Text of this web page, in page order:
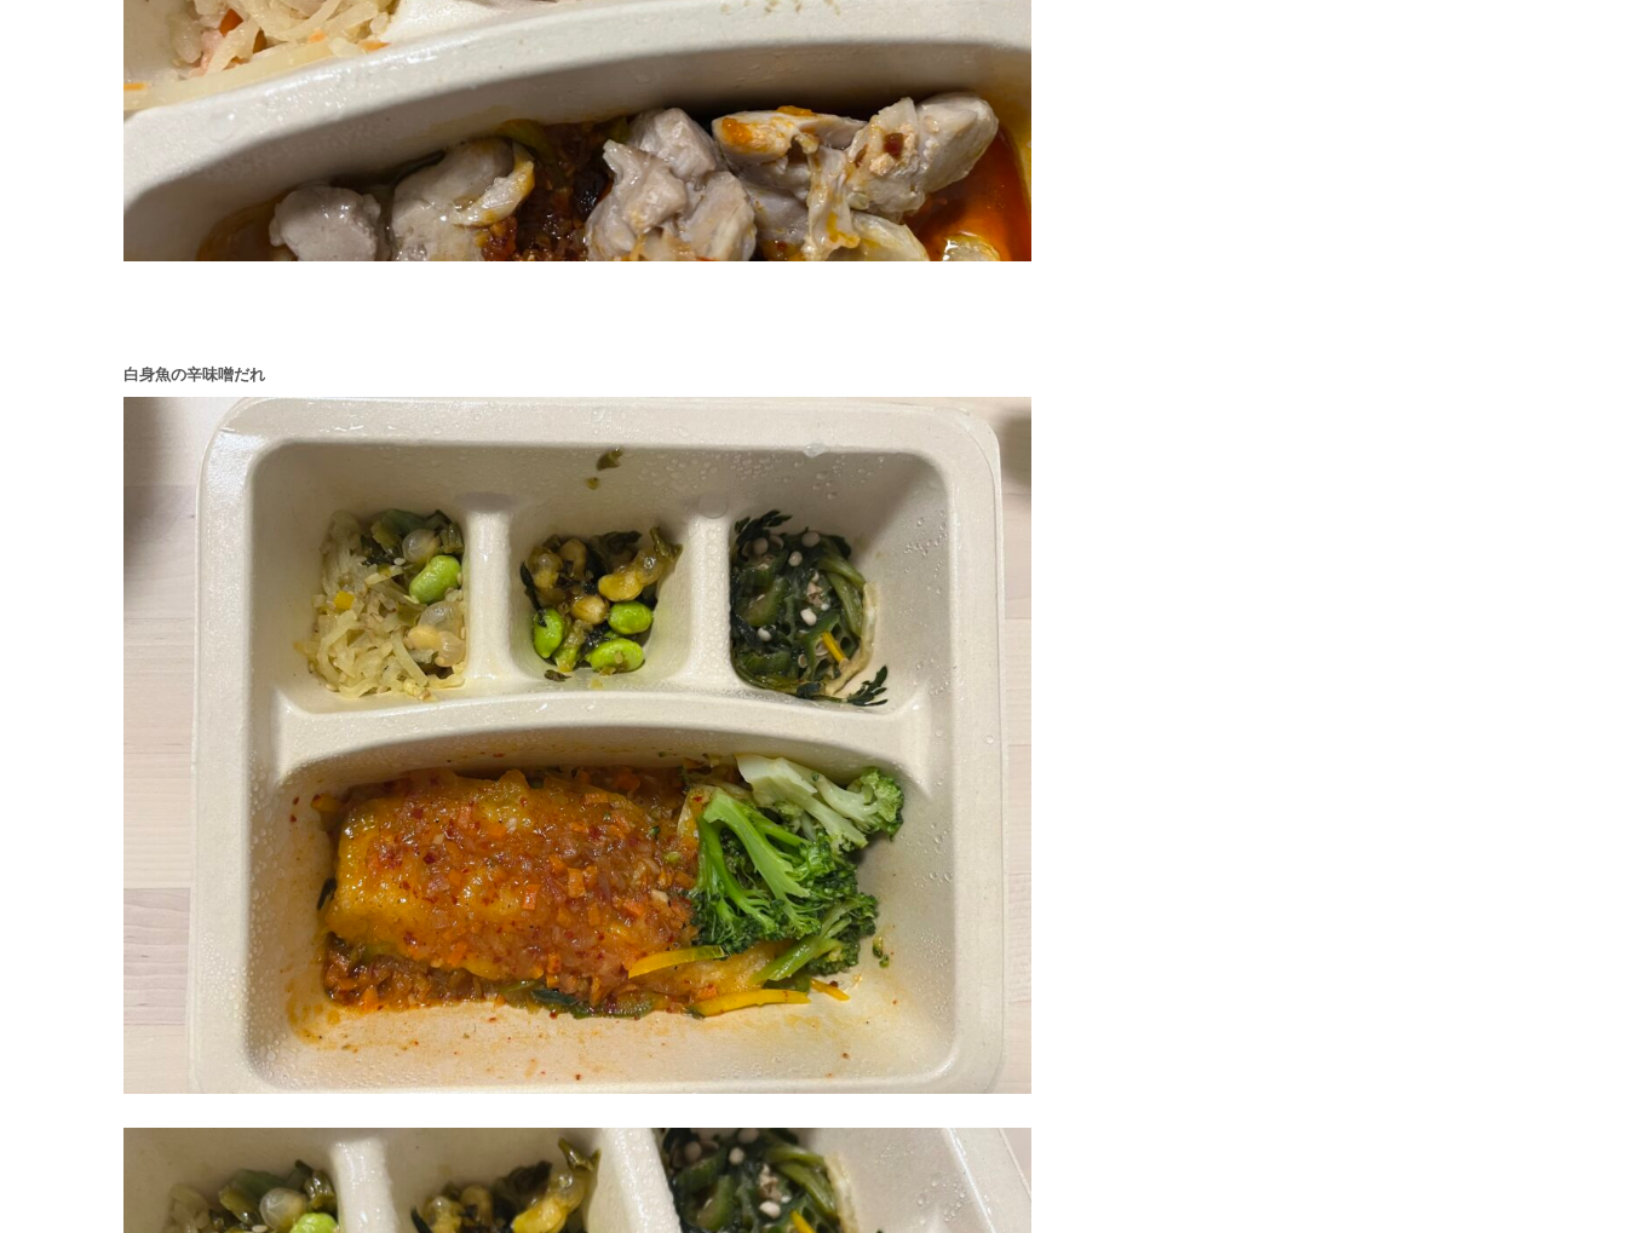
白身魚の辛味噌だれ